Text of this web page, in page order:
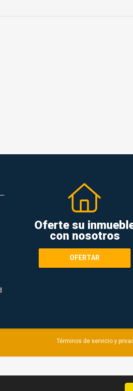
Oferte su
con nosotros
OFERTAR
Términos de servicio y